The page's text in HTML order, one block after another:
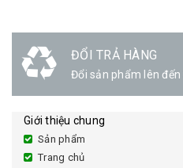
ĐỔI TRẢ HÀNG
Đổi sản phẩm lên
Giới thiệu chung
Sản phẩm
Trang chủ